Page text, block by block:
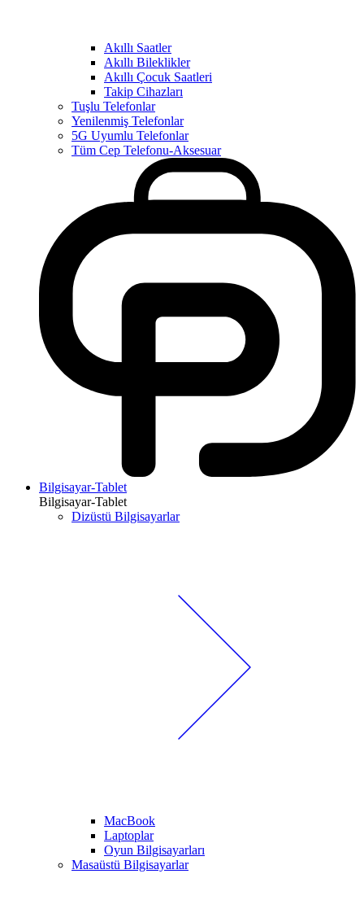
Akıllı Saatler
Akıllı Bileklikler
Akıllı Çocuk Saatleri
Takip Cihazları
Tuşlu Telefonlar
Yenilenmiş Telefonlar
5G Uyumlu Telefonlar
Tüm Cep Telefonu-Aksesuar
Bilgisayar-Tablet
Bilgisayar-Tablet
Dizüstü Bilgisayarlar
MacBook
Laptoplar
Oyun Bilgisayarları
Masaüstü Bilgisayarlar